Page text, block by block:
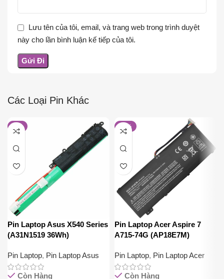
Lưu tên của tôi, email, và trang web trong trình duyệt
này cho lần bình luận kế tiếp của tôi.
Các Loại Pin Khác
Pin Laptop Asus X540 Series
(A31N1519 36Wh)
Pin Laptop, Pin Laptop Asus
Còn Hàng
-19%
Pin Laptop Acer Aspire 7
A715-74G (AP18E7M)
Pin Laptop, Pin Laptop Acer
Còn Hàng